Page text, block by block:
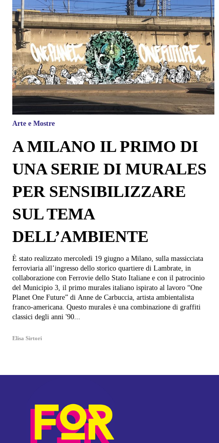
Arte e Mostre
A MILANO IL PRIMO DI
UNA SERIE DI MURALES
PER SENSIBILIZZARE
SUL TEMA
DELL’AMBIENTE
È stato realizzato mercoledì 19 giugno a Milano, sulla massicciata
ferroviaria all’ingresso dello storico quartiere di Lambrate, in
collaborazione con Ferrovie dello Stato Italiane e con il patrocinio
del Municipio 3, il primo murales italiano ispirato al lavoro “One
Planet One Future” di Anne de Carbuccia, artista ambientalista
franco-americana. Questo murales è una combinazione di graffiti
classici degli anni '90...
Elisa Sirtori